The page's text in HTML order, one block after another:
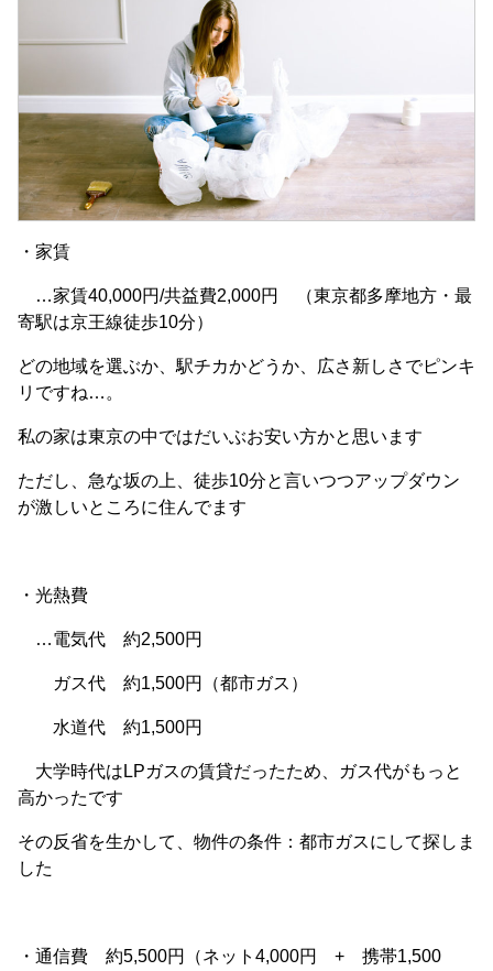
・家賃
…家賃40,000円/共益費2,000円 （東京都多摩地方・最
寄駅は京王線徒歩10分）
どの地域を選ぶか、駅チカかどうか、広さ新しさでピンキ
リですね…。
私の家は東京の中ではだいぶお安い方かと思います
ただし、急な坂の上、徒歩10分と言いつつアップダウン
が激しいところに住んでます
・光熱費
…電気代 約2,500円
ガス代 約1,500円（都市ガス）
水道代 約1,500円
大学時代はLPガスの賃貸だったため、ガス代がもっと
高かったです
その反省を生かして、物件の条件：都市ガスにして探しま
した
・通信費 約5,500円（ネット4,000円 + 携帯1,500